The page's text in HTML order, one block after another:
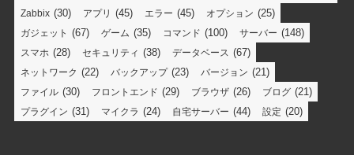
Zabbix (30) アプリ (45) エラー (45) オプション (25)
ガジェット (67) ゲーム (35) コマンド (100) サーバー (148)
スマホ (28) セキュリティ (38) データベース (67)
ネットワーク (22) バックアップ(23) バージョン (21)
ファイル (30) フロントエンド (29) ブラウザ (26) ブログ (21)
プラグイン (31) マイクラ (24) 自宅サーバー (44) 設定 (20)